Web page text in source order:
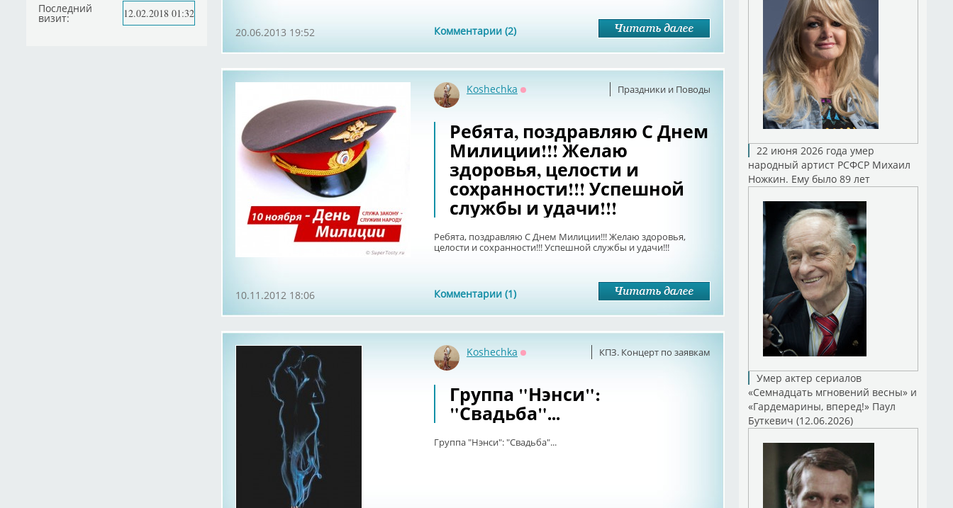
Последний
визит: 12.02.2018 01:32
Комментарии (2)
20.06.2013 19:52
Праздники и Поводы
Koshechka
Ребята, поздравляю С Днем
Милиции!!! Желаю
здоровья, целости и
сохранности!!! Успешной
службы и удачи!!!
Ребята, поздравляю С Днем Милиции!!! Желаю здоровья,
целости и сохранности!!! Успешной службы и удачи!!!
Комментарии (1)
10.11.2012 18:06
КПЗ. Концерт по заявкам
Koshechka
Группа "Нэнси":
"Свадьба"...
Группа "Нэнси": "Свадьба"...
22 июня 2026 года умер
народный артист РСФСР Михаил
Ножкин. Ему было 89 лет
Умер актер сериалов
«Семнадцать мгновений весны» и
«Гардемарины, вперед!» Паул
Буткевич (12.06.2026)